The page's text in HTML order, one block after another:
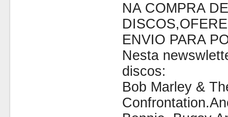
NA COMPRA
ENVIO PARA
Nesta
discos:
Bob Marley &